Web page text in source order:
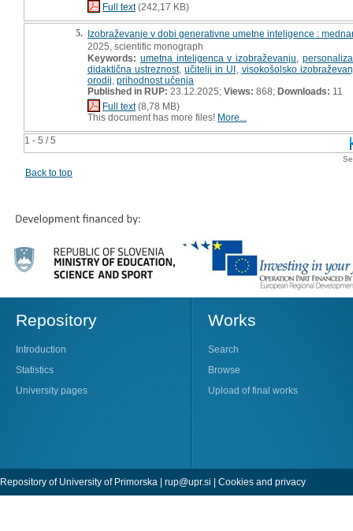
1 - 5 / 5
Full text(242,17 KB)
5. Izobraževanje v dobi generativne umetne inteligence :
2025, scientific monograph
Keywords: umetna inteligenca v izobraževanju
didaktična ustreznost,učitelji in UI visokošolsko
orodij prihodnost učenja
Published in RUP: 23.12.2025; Views: 868; Downloads: 11
Full text(8,78 MB)
This document has more files! More...
Back to top
Repository
Introduction
Statistics
University pages
Works
Search
Browse
Upload of final works
Repository of University of Primorska | rup@upr.si | Cookies and privacy